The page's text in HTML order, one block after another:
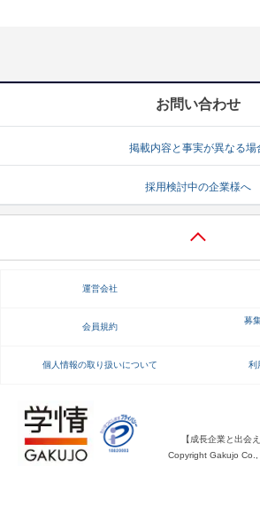
就活ノウハウ・サポート
就活支援
就活ノウハウが満載！ お役
適職診断
お問い合わせ
掲載内容と事実が異なる場
採用検討中の企業様へ
運営会社
会員規約
募
個人情報の取り扱いについて 利
【成長企業と出会
Copyright Gakujo Co.,